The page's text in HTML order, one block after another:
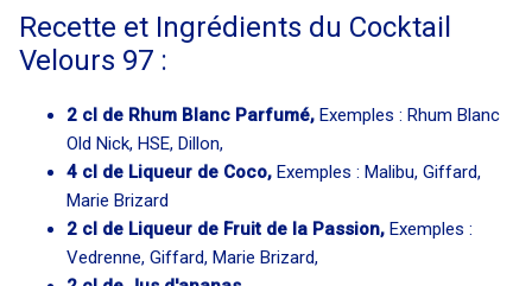
Recette et Ingrédients du Cocktail
Velours 97 :
2 cl de Rhum Blanc Parfumé, Exemples : Rhum Blanc
Old Nick, HSE, Dillon,
4 cl de Liqueur de Coco, Exemples : Malibu, Giffard,
Marie Brizard
2 cl de Liqueur de Fruit de la Passion, Exemples :
Vedrenne, Giffard, Marie Brizard,